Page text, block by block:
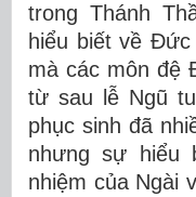
trong Thánh
hiểu biết về
mà các môn đệ
từ sau lễ Ngũ
phục sinh đã
nhưng sự hiểu
nhiệm của Ngài